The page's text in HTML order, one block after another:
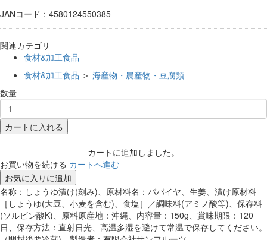
JANコード：4580124550385
関連カテゴリ
食材&加工食品
食材&加工食品 ＞ 海産物・農産物・豆腐類
数量
カートに入れる
カートに追加しました。
お買い物を続ける カートへ進む
お気に入りに追加
名称：しょうゆ漬け(刻み)、原材料名：パパイヤ、生姜、漬け原材料
［しょうゆ(大豆、小麦を含む)、食塩］／調味料(アミノ酸等)、保存料
(ソルビン酸K)、原料原産地：沖縄、内容量：150g、賞味期限：120
日、保存方法：直射日光、高温多湿を避けて常温で保存してください。